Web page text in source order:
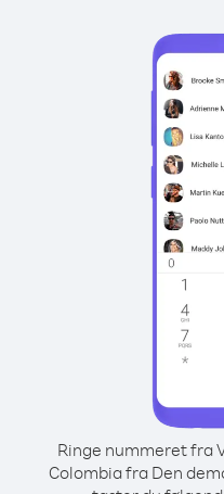
Ringe nummeret fra
Colombia fra Den